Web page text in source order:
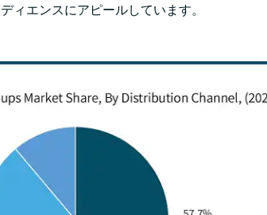
ィエンスにアピールしています。